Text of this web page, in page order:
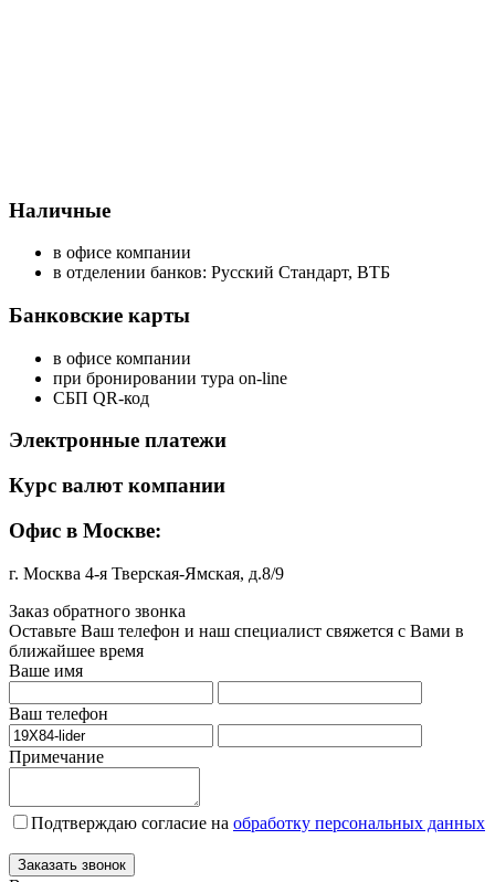
Наличные
в офисе компании
в отделении банков: Русский Стандарт, ВТБ
Банковские карты
в офисе компании
при бронировании тура on-line
СБП QR-код
Электронные платежи
Курс валют компании
Офис в Москве:
г. Москва 4-я Тверская-Ямская, д.8/9
Заказ обратного звонка
Оставьте Ваш телефон и наш специалист свяжется с Вами в
ближайшее время
Ваше имя
Ваш телефон
Примечание
Подтверждаю согласие на обработку персональных данных
Заказать звонок